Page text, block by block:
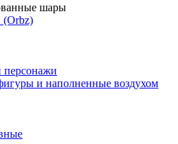
шары
(Orbz)
и наполненные воздухом